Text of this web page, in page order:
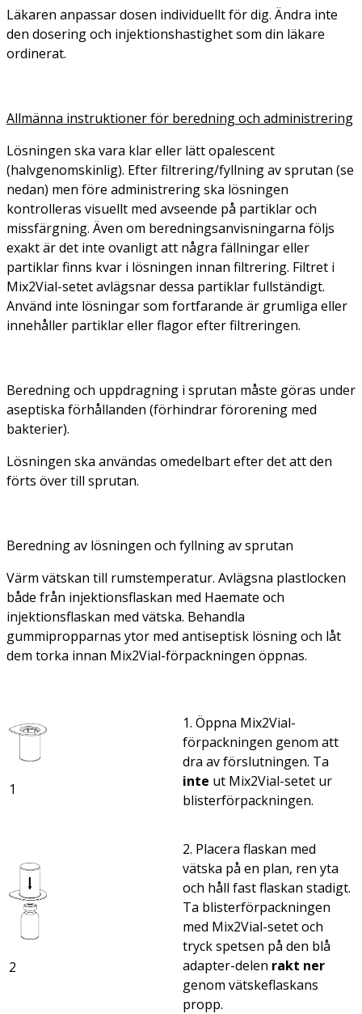
Läkaren anpassar dosen individuellt för dig. Ändra inte
den dosering och injektionshastighet som din läkare
ordinerat.
Allmänna instruktioner för beredning och administrering
Lösningen ska vara klar eller lätt opalescent
(halvgenomskinlig). Efter filtrering/fyllning av sprutan (se
nedan) men före administrering ska lösningen
kontrolleras visuellt med avseende på partiklar och
missfärgning. Även om beredningsanvisningarna följs
exakt är det inte ovanligt att några fällningar eller
partiklar finns kvar i lösningen innan filtrering. Filtret i
Mix2Vial-setet avlägsnar dessa partiklar fullständigt.
Använd inte lösningar som fortfarande är grumliga eller
innehåller partiklar eller flagor efter filtreringen.
Beredning och uppdragning i sprutan måste göras under
aseptiska förhållanden (förhindrar förorening med
bakterier).
Lösningen ska användas omedelbart efter det att den
förts över till sprutan.
Beredning av lösningen och fyllning av sprutan
Värm vätskan till rumstemperatur. Avlägsna plastlocken
både från injektionsflaskan med Haemate och
injektionsflaskan med vätska. Behandla
gummipropparnas ytor med antiseptisk lösning och låt
dem torka innan Mix2Vial-förpackningen öppnas.
1
1. Öppna Mix2Vial-
förpackningen genom att
dra av förslutningen. Ta
inte ut Mix2Vial-setet ur
blisterförpackningen.
2
2. Placera flaskan med
vätska på en plan, ren yta
och håll fast flaskan stadigt.
Ta blisterförpackningen
med Mix2Vial-setet och
tryck spetsen på den blå
adapter-delen rakt ner
genom vätskeflaskans
propp.